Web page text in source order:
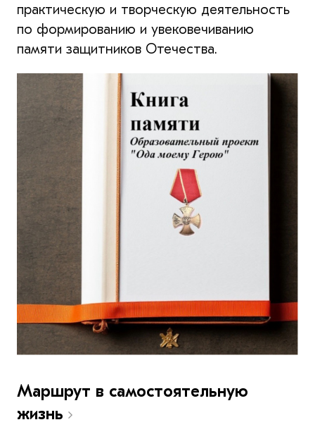
практическую и творческую деятельность
по формированию и увековечиванию
памяти защитников Отечества.
Маршрут в самостоятельную
жизнь